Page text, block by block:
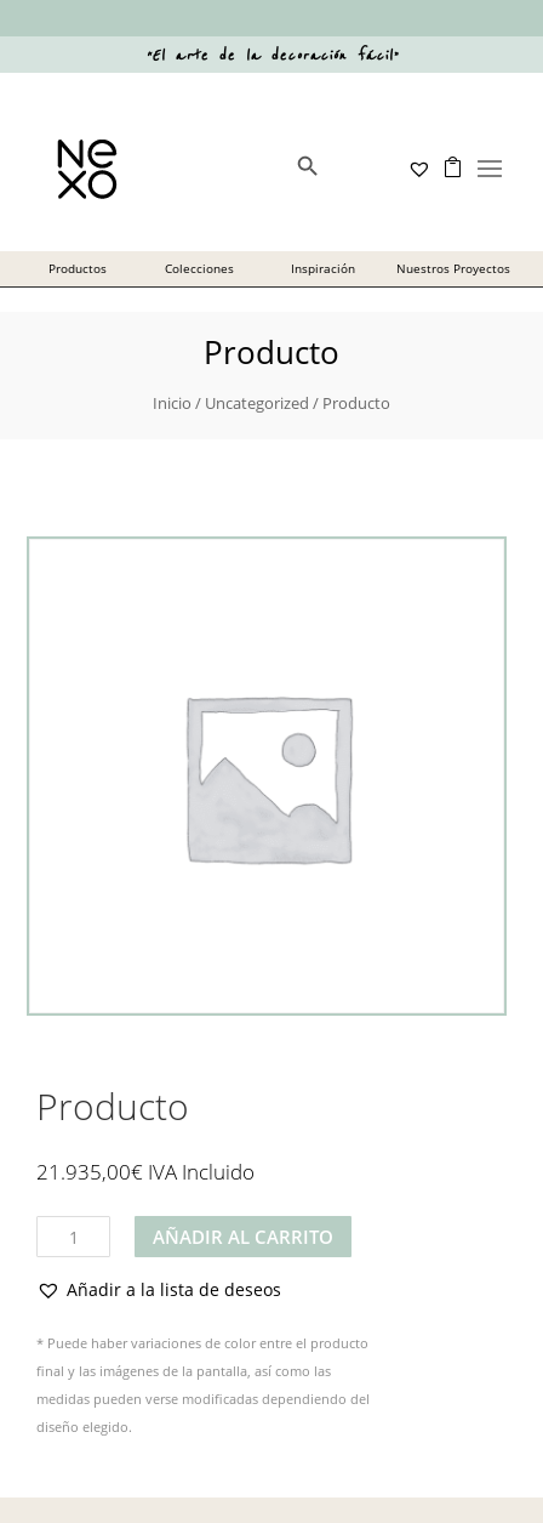
“El arte de la decoración fácil”
Producto
Inicio / Uncategorized / Producto
Producto
21.935,00€ IVA Incluido
Producto
cantidad
AÑADIR AL CARRITO
Añadir a la lista de deseos
* Puede haber variaciones de color entre el producto
final y las imágenes de la pantalla, así como las
medidas pueden verse modificadas dependiendo del
diseño elegido.